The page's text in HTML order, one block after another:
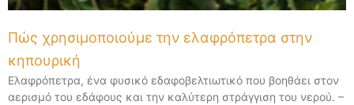
Πώς χρησιμοποιούμε την ελαφρόπετρα στην
κηπουρική
Ελαφρόπετρα, ένα φυσικό εδαφοβελτιωτικό που βοηθάει στον
αερισμό του εδάφους και την καλύτερη στράγγιση του νερού. –